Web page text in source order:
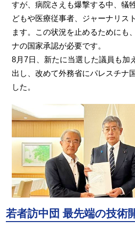
すが、病院さえも爆撃する中、犠
どもや医療従事者、ジャーナリス
ます。この状況を止めるためにも
ナの国家承認が必要です。
8月7日、新たに当選した議員も加
出し、改めて外務省にパレスチナ
した。
若者訪中団 最先端の技術